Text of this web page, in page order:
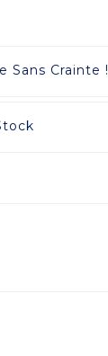
Sans Crainte !